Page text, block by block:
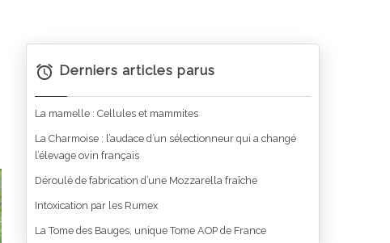
Derniers articles parus
La mamelle : Cellules et mammites
La Charmoise : l’audace d’un sélectionneur qui a changé
l’élevage ovin français
Déroulé de fabrication d’une Mozzarella fraîche
Intoxication par les Rumex
La Tome des Bauges, unique Tome AOP de France